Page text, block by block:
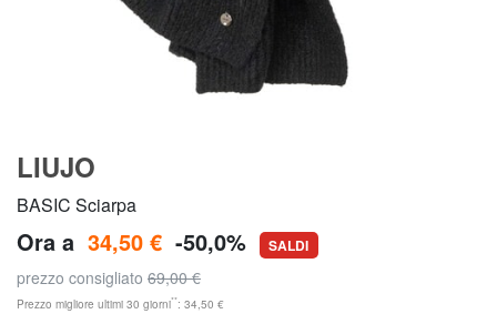
LIUJO
BASIC Sciarpa
Ora a 34,50 € -50,0% SALDI
prezzo consigliato 69,00 €
Prezzo migliore ultimi 30 giorni**: 34,50 €